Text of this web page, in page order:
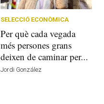
SELECCIÓ ECONÒMICA
Per què cada vegada
més persones grans
deixen de caminar per...
Jordi González